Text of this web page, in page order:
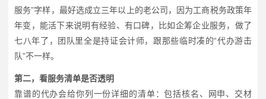
服务”字样，最好选成立三年以上的老公司，因为工商税务政策年
年变，能活下来说明有经验、有口碑，比如企筹企业服务，做了
七八年了，团队里全是持证会计师，跟那些临时凑的“代办游击
队”不一样。
第二，看服务清单是否透明
靠谱的代办会给你列一份详细的清单：包括核名、网申、交材